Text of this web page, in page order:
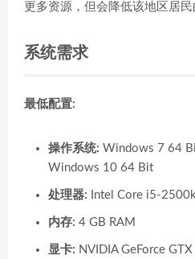
更多资源，但会降低该地区居民
系统需求
最低配置:
操作系统: Windows 7 64
Windows 10 64 Bit
处理器: Intel Core i5-
内存: 4 GB RAM
显卡: NVIDIA GeForce